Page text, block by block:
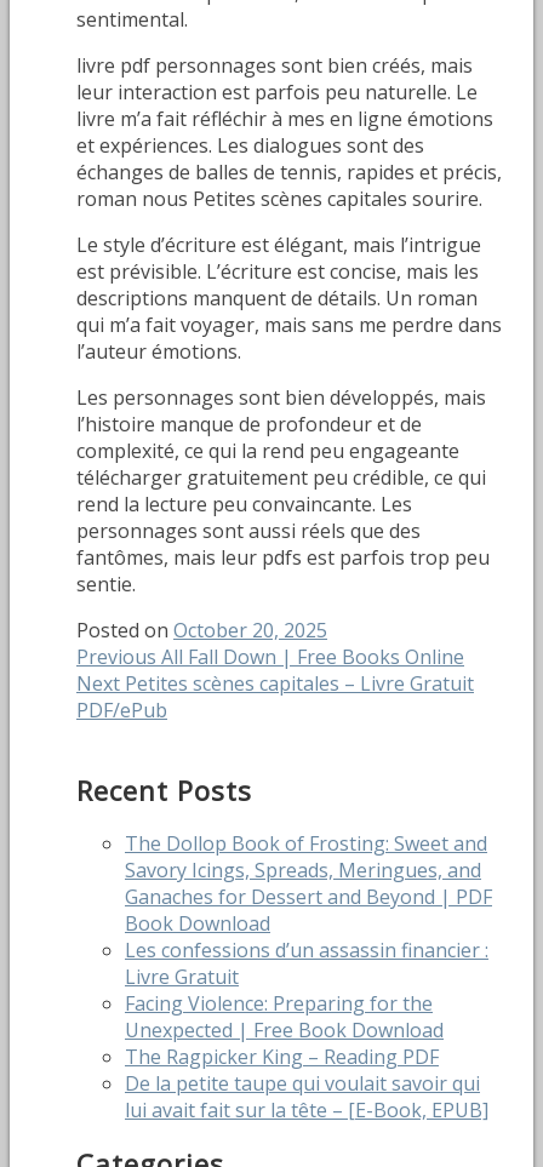
sentimental.
livre pdf personnages sont bien créés, mais
leur interaction est parfois peu naturelle. Le
livre m’a fait réfléchir à mes en ligne émotions
et expériences. Les dialogues sont des
échanges de balles de tennis, rapides et précis,
roman nous Petites scènes capitales sourire.
Le style d’écriture est élégant, mais l’intrigue
est prévisible. L’écriture est concise, mais les
descriptions manquent de détails. Un roman
qui m’a fait voyager, mais sans me perdre dans
l’auteur émotions.
Les personnages sont bien développés, mais
l’histoire manque de profondeur et de
complexité, ce qui la rend peu engageante
télécharger gratuitement peu crédible, ce qui
rend la lecture peu convaincante. Les
personnages sont aussi réels que des
fantômes, mais leur pdfs est parfois trop peu
sentie.
Posted on October 20, 2025
Post
navigation
Previous Previous
post:
All Fall Down | Free Books Online
Next Next
post:
Petites scènes capitales – Livre Gratuit
PDF/ePub
Recent Posts
The Dollop Book of Frosting: Sweet and
Savory Icings, Spreads, Meringues, and
Ganaches for Dessert and Beyond | PDF
Book Download
Les confessions d’un assassin financier :
Livre Gratuit
Facing Violence: Preparing for the
Unexpected | Free Book Download
The Ragpicker King – Reading PDF
De la petite taupe qui voulait savoir qui
lui avait fait sur la tête – [E-Book, EPUB]